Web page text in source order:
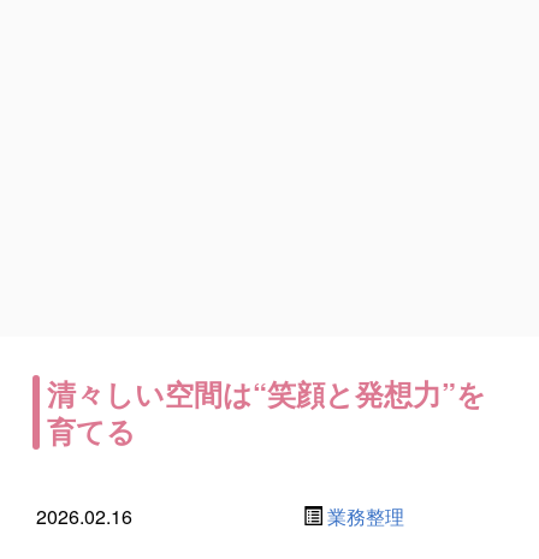
清々しい空間は“笑顔と発想力”を
育てる
2026.02.16 業務整理